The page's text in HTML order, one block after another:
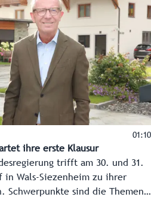
01:10
ihre erste Klausur
trifft am 30. und 31.
in Wals-Siezenheim zu ihrer
Schwerpunkte sind die Themen